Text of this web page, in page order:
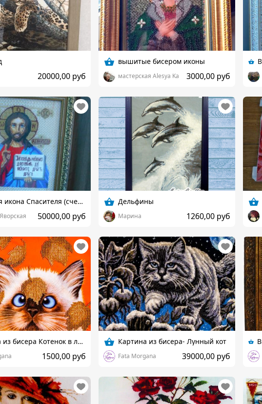
20000,00 руб
вышитые бисером иконы
мастерская Alesya Ka 3000,00 руб
Вышитая икона Спасителя (счетный крестик)
50000,00 руб
Дельфины
Марина 1260,00 руб
Картина из бисера Котенок в листьях
1500,00 руб
Картина из бисера- Лунный кот
Fata Morgana 39000,00 руб